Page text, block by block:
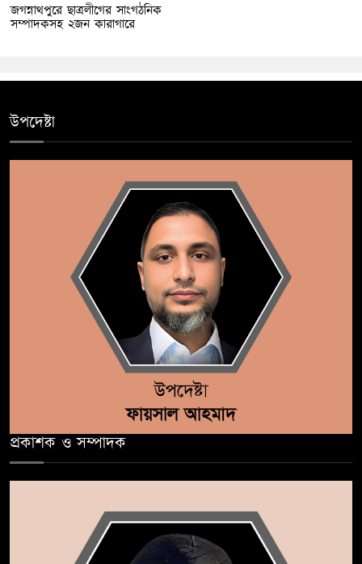
জগন্নাথপুরে ছাত্রলীগের সাংগঠনিক
সম্পাদকসহ ২জন কারাগারে
উপদেষ্টা
প্রকাশক ও সম্পাদক